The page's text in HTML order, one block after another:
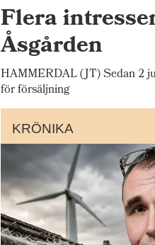
Flera
Åsgården
HAMMERDAL (JT) Sedan 2
för försäljning
KRÖNIKA